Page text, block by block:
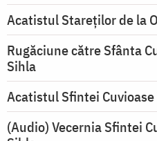
Acatistul Stareţilor de la
Rugăciune către Sfânta
Sihla
Acatistul Sfintei
(Audio) Vecernia Sfintei